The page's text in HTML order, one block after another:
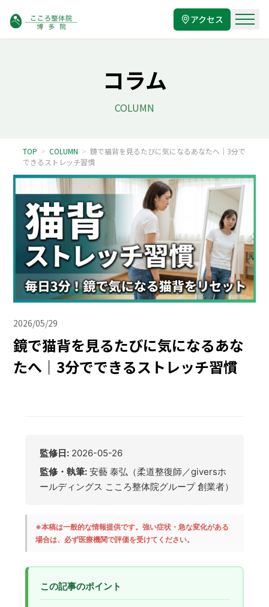
アクセス
コラム
COLUMN
TOP > COLUMN > 鏡で猫背を見るたびに気になるあなたへ｜3分で
できるストレッチ習慣
2026/05/29
鏡で猫背を見るたびに気になるあな
たへ｜3分でできるストレッチ習慣
監修日: 2026-05-26
監修・執筆: 安藝 泰弘（柔道整復師／giversホ
ールディングス こころ整体院グループ 創業者）
※本稿は一般的な情報提供です。強い症状・急な変化がある
場合は、必ず医療機関で評価を受けてください。
この記事のポイント